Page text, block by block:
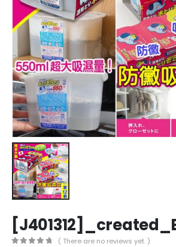
( There are no reviews yet. )